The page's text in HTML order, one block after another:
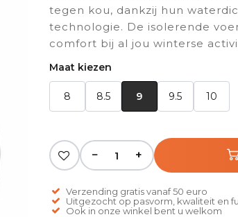
tegen kou, dankzij hun
technologie. De isolerende
comfort bij al jou winterse
Maat kiezen
8 8.5 9 9.5 10
− +
Verzending gratis vanaf 50 euro
Uitgezocht op pasvorm, kwaliteit en
Ook in onze winkel bent u welkom